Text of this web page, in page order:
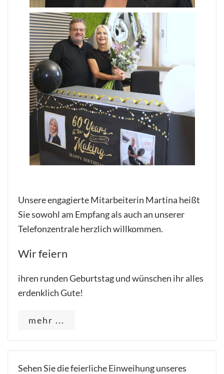
Unsere engagierte Mitarbeiterin Martina heißt
Sie sowohl am Empfang als auch an unserer
Telefonzentrale herzlich willkommen.
Wir feiern
ihren runden Geburtstag und wünschen ihr alles
erdenklich Gute!
mehr ...
Sehen Sie die feierliche Einweihung unseres